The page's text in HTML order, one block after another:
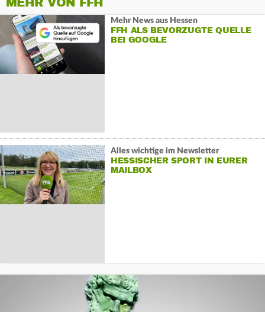
Mehr News aus Hessen
FFH ALS BEVORZUGTE QUELLE
BEI GOOGLE
Alles wichtige im Newsletter
HESSISCHER SPORT IN EURER
MAILBOX